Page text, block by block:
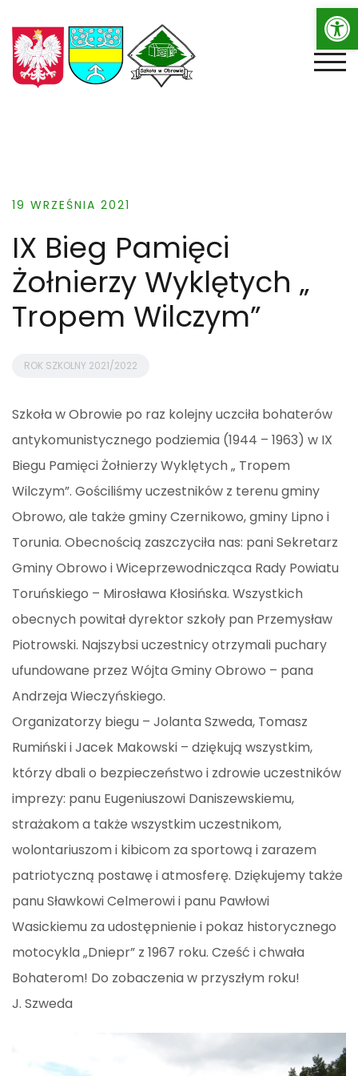
to
content
19 WRZEŚNIA 2021
IX Bieg Pamięci
Żołnierzy Wyklętych „
Tropem Wilczym”
ROK SZKOLNY 2021/2022
Szkoła w Obrowie po raz kolejny uczciła bohaterów
antykomunistycznego podziemia (1944 – 1963) w IX
Biegu Pamięci Żołnierzy Wyklętych „ Tropem
Wilczym”. Gościliśmy uczestników z terenu gminy
Obrowo, ale także gminy Czernikowo, gminy Lipno i
Torunia. Obecnością zaszczyciła nas: pani Sekretarz
Gminy Obrowo i Wiceprzewodnicząca Rady Powiatu
Toruńskiego – Mirosława Kłosińska. Wszystkich
obecnych powitał dyrektor szkoły pan Przemysław
Piotrowski. Najszybsi uczestnicy otrzymali puchary
ufundowane przez Wójta Gminy Obrowo – pana
Andrzeja Wieczyńskiego.
Organizatorzy biegu – Jolanta Szweda, Tomasz
Rumiński i Jacek Makowski – dziękują wszystkim,
którzy dbali o bezpieczeństwo i zdrowie uczestników
imprezy: panu Eugeniuszowi Daniszewskiemu,
strażakom a także wszystkim uczestnikom,
wolontariuszom i kibicom za sportową i zarazem
patriotyczną postawę i atmosferę. Dziękujemy także
panu Sławkowi Celmerowi i panu Pawłowi
Wasickiemu za udostępnienie i pokaz historycznego
motocykla „Dniepr” z 1967 roku. Cześć i chwała
Bohaterom! Do zobaczenia w przyszłym roku!
J. Szweda